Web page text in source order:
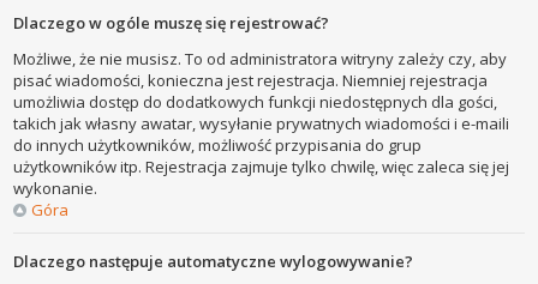
Dlaczego w ogóle muszę się rejestrować?
Możliwe, że nie musisz. To od administratora witryny zależy czy, aby
pisać wiadomości, konieczna jest rejestracja. Niemniej rejestracja
umożliwia dostęp do dodatkowych funkcji niedostępnych dla gości,
takich jak własny awatar, wysyłanie prywatnych wiadomości i e-maili
do innych użytkowników, możliwość przypisania do grup
użytkowników itp. Rejestracja zajmuje tylko chwilę, więc zaleca się jej
wykonanie.
Góra
Dlaczego następuje automatyczne wylogowywanie?